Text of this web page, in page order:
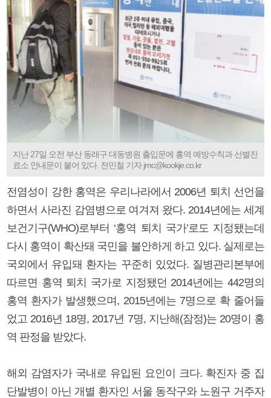
지난 27일 오전 부산 동래구 대동병원 출입문에 홍역 예방수칙과 선별진
료소 안내문이 붙어 있다. 전민철 기자 jmc@kookje.co.kr
전염성이 강한 홍역은 우리나라에서 2006년 퇴치 선언을
하면서 사라진 감염병으로 여겨져 왔다. 2014년에는 세계
보건기구(WHO)로부터 ‘홍역 퇴치 국가’로도 지정됐는데
다시 홍역이 확산돼 국민을 불안하게 하고 있다. 실제로는
국외에서 유입돼 환자는 꾸준히 있었다. 질병관리본부에
따르면 홍역 퇴치 국가로 지정됐던 2014년에는 442명의
홍역 환자가 발생했으며, 2015년에는 7명으로 확 줄어들
었고 2016년 18명, 2017년 7명, 지난해(잠정)는 20명이 홍
역 판정을 받았다.
해외 감염자가 국내로 유입된 요인이 크다. 확진자 중 집
단발병이 아닌 개별 환자인 서울 동작구와 노원구 거주자